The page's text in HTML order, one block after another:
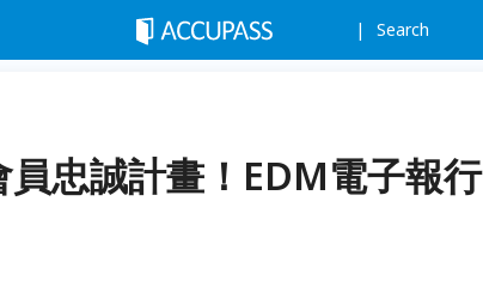
Search
忠誠計畫！EDM電子報行